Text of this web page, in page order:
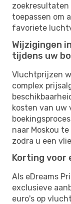
zoekresultaten
toepassen om
favoriete
Wijzigingen
tijdens uw
Vluchtprijzen
complex
kosten van
naar Moskou
zodra u een
Korting voor
Als eDreams
exclusieve
euro's op